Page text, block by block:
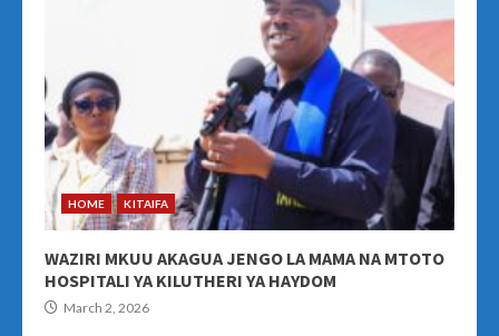
HOME KITAIFA
WAZIRI MKUU AKAGUA JENGO LA MAMA NA MTOTO
HOSPITALI YA KILUTHERI YA HAYDOM
March 2, 2026